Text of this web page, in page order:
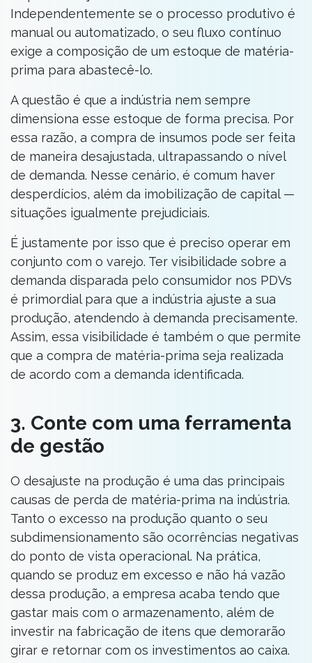
Independentemente se o processo produtivo é
manual ou automatizado, o seu fluxo contínuo
exige a composição de um estoque de matéria-
prima para abastecê-lo.
A questão é que a indústria nem sempre
dimensiona esse estoque de forma precisa. Por
essa razão, a compra de insumos pode ser feita
de maneira desajustada, ultrapassando o nível
de demanda. Nesse cenário, é comum haver
desperdícios, além da imobilização de capital —
situações igualmente prejudiciais.
É justamente por isso que é preciso operar em
conjunto com o varejo. Ter visibilidade sobre a
demanda disparada pelo consumidor nos PDVs
é primordial para que a indústria ajuste a sua
produção, atendendo à demanda precisamente.
Assim, essa visibilidade é também o que permite
que a compra de matéria-prima seja realizada
de acordo com a demanda identificada.
3. Conte com uma ferramenta
de gestão
O desajuste na produção é uma das principais
causas de perda de matéria-prima na indústria.
Tanto o excesso na produção quanto o seu
subdimensionamento são ocorrências negativas
do ponto de vista operacional. Na prática,
quando se produz em excesso e não há vazão
dessa produção, a empresa acaba tendo que
gastar mais com o armazenamento, além de
investir na fabricação de itens que demorarão
girar e retornar com os investimentos ao caixa.